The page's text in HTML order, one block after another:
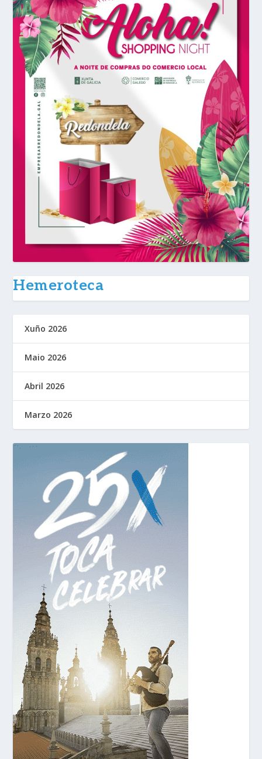
Hemeroteca
Xuño 2026
Maio 2026
Abril 2026
Marzo 2026